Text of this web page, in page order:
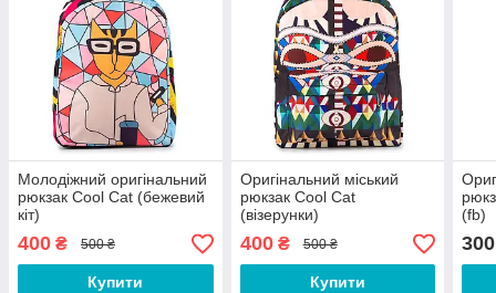
Молодіжний оригінальний
рюкзак Cool Cat (бежевий
кіт)
400 ₴ 500 ₴
Купити
Оригінальний міський
рюкзак Cool Cat
(візерунки)
400₴ 500 ₴
Купити
(fb)
300